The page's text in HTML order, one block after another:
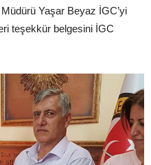
Yaşar Beyaz İGC’yi
teşekkür belgesini İGC